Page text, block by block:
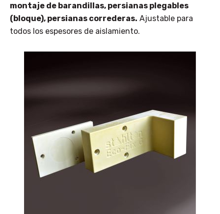
montaje de barandillas, persianas plegables
(bloque), persianas correderas. Ajustable para
todos los espesores de aislamiento.